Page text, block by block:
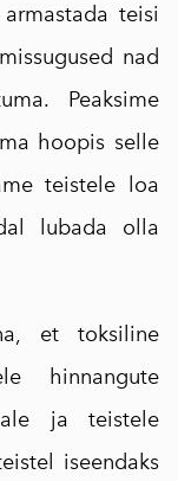
teisi
nad
Peaksime
hoopis selle
teistele loa
lubada olla
et toksiline
hinnangute
ja teistele
iseendaks